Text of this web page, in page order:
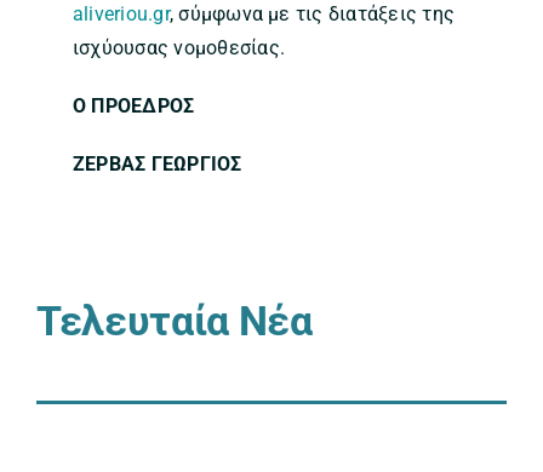
aliveriou.gr, σύμφωνα με τις διατάξεις της
ισχύουσας νομοθεσίας.
Ο ΠΡΟΕΔΡΟΣ
ΖΕΡΒΑΣ ΓΕΩΡΓΙΟΣ
Τελευταία Νέα